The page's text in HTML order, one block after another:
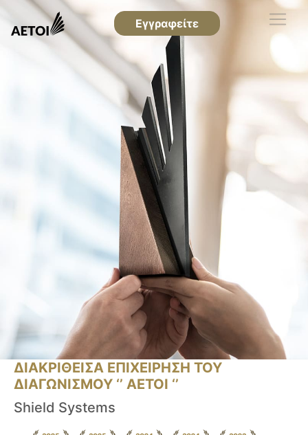
Εγγραφείτε
ΔΙΑΚΡΙΘΕΙΣΑ ΕΠΙΧΕΙΡΗΣΗ ΤΟΥ
ΔΙΑΓΩΝΙΣΜΟΥ ‘’ ΑΕΤΟΙ ‘’
Shield Systems